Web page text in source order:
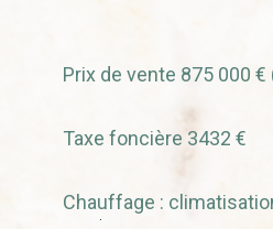
Prix de vente 875 000
Taxe foncière 3432 €
Chauffage :